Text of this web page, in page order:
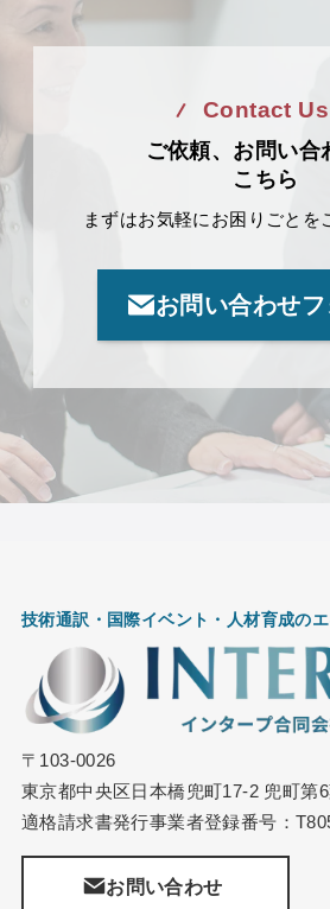
Contact Us
ご依頼、お問い合
こちら
まずはお気軽にお困りごとを
お問い合わせ
技術通訳・国際イベント・ 人材育成の
〒103-0026
東京都中央区日本橋兜町17-2 兜町第
適格請求書発行事業者登録番号：
お問い合わせ